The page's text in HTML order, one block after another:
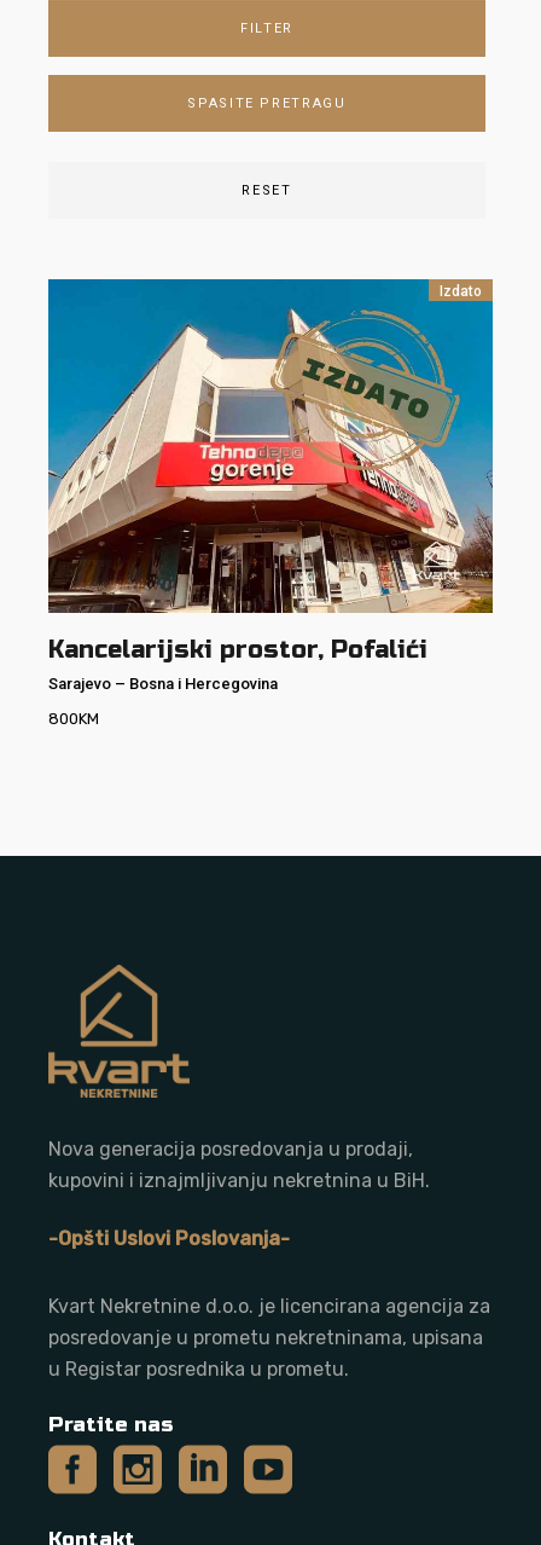
FILTER
SPASITE PRETRAGU
RESET
Izdato
Kancelarijski prostor, Pofalići
Sarajevo – Bosna i Hercegovina
800KM
Nova generacija posredovanja u prodaji,
kupovini i iznajmljivanju nekretnina u BiH.
-Opšti Uslovi Poslovanja-
Kvart Nekretnine d.o.o. je licencirana agencija za
posredovanje u prometu nekretninama, upisana
u Registar posrednika u prometu.
Pratite nas
Kontakt